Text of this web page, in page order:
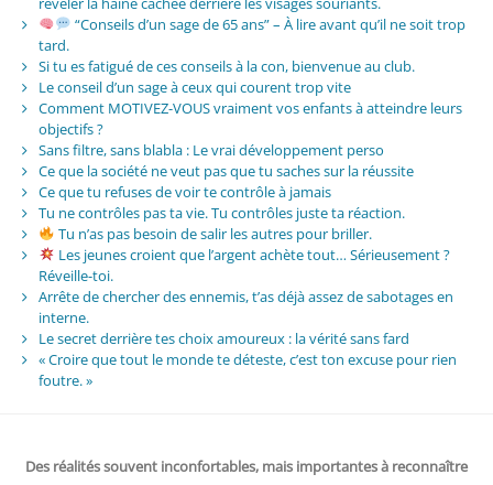
“Conseils d’un sage de 65 ans” – À lire avant qu’il ne soit trop
tard.
Si tu es fatigué de ces conseils à la con, bienvenue au club.
Le conseil d’un sage à ceux qui courent trop vite
Comment MOTIVEZ-VOUS vraiment vos enfants à atteindre leurs
objectifs ?
Sans filtre, sans blabla : Le vrai développement perso
Ce que la société ne veut pas que tu saches sur la réussite
Ce que tu refuses de voir te contrôle à jamais
Tu ne contrôles pas ta vie. Tu contrôles juste ta réaction.
Tu n’as pas besoin de salir les autres pour briller.
Les jeunes croient que l’argent achète tout… Sérieusement ?
Réveille-toi.
Arrête de chercher des ennemis, t’as déjà assez de sabotages en
interne.
Le secret derrière tes choix amoureux : la vérité sans fard
« Croire que tout le monde te déteste, c’est ton excuse pour rien
foutre. »
Des réalités souvent inconfortables, mais importantes à reconnaître